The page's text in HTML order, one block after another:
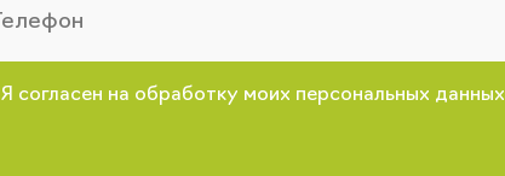
Я согласен на обработку моих персональных данных